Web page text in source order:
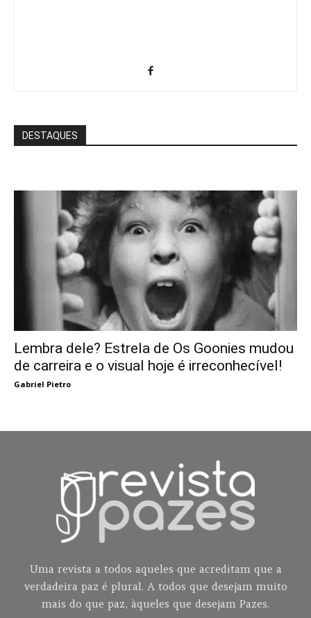
DESTAQUES
Lembra dele? Estrela de Os Goonies mudou
de carreira e o visual hoje é irreconhecível!
Gabriel Pietro
Uma revista a todos aqueles que acreditam que a
verdadeira paz é plural. A todos que desejam muito
mais do que paz, àqueles que desejam Pazes.